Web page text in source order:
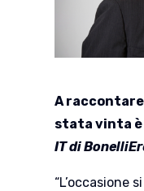
A
stata vinta è
IT di
“L’occasione